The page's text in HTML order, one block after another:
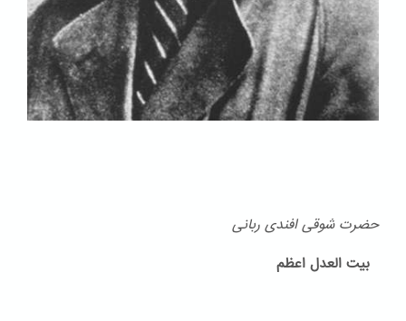
حضرت شوقی افندی ربانی
بیت العدل اعظم